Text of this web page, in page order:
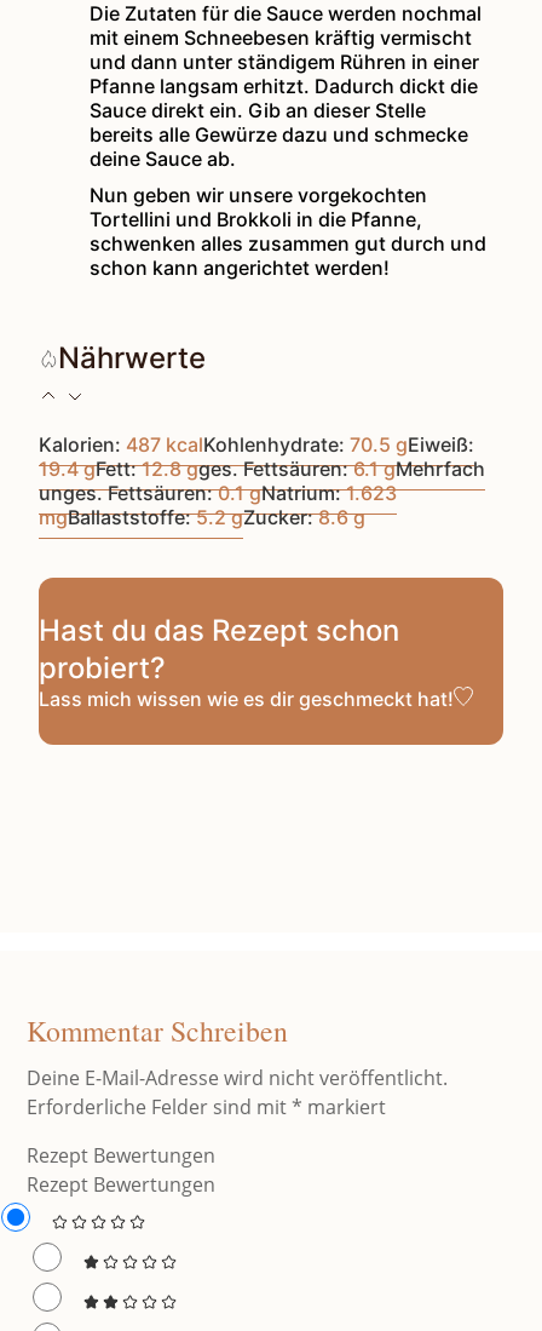
Die Zutaten für die Sauce werden nochmal
mit einem Schneebesen kräftig vermischt
und dann unter ständigem Rühren in einer
Pfanne langsam erhitzt. Dadurch dickt die
Sauce direkt ein. Gib an dieser Stelle
bereits alle Gewürze dazu und schmecke
deine Sauce ab.
Nun geben wir unsere vorgekochten
Tortellini und Brokkoli in die Pfanne,
schwenken alles zusammen gut durch und
schon kann angerichtet werden!
Nährwerte
Kalorien: 487 kcalKohlenhydrate:70.5 gEiweiß:
19.4 gFett:12.8 gges. Fettsäuren:6.1 gMehrfach
unges. Fettsäuren:0.1 gNatrium:1.623
mgBallaststoffe:5.2 gZucker:8.6 g
Hast du das Rezept schon
probiert?
Lass mich wissen wie es dir geschmeckt hat!
Kommentar Schreiben
Deine E-Mail-Adresse wird nicht veröffentlicht.
Erforderliche Felder sind mit* markiert
Rezept Bewertungen
Rezept Bewertungen